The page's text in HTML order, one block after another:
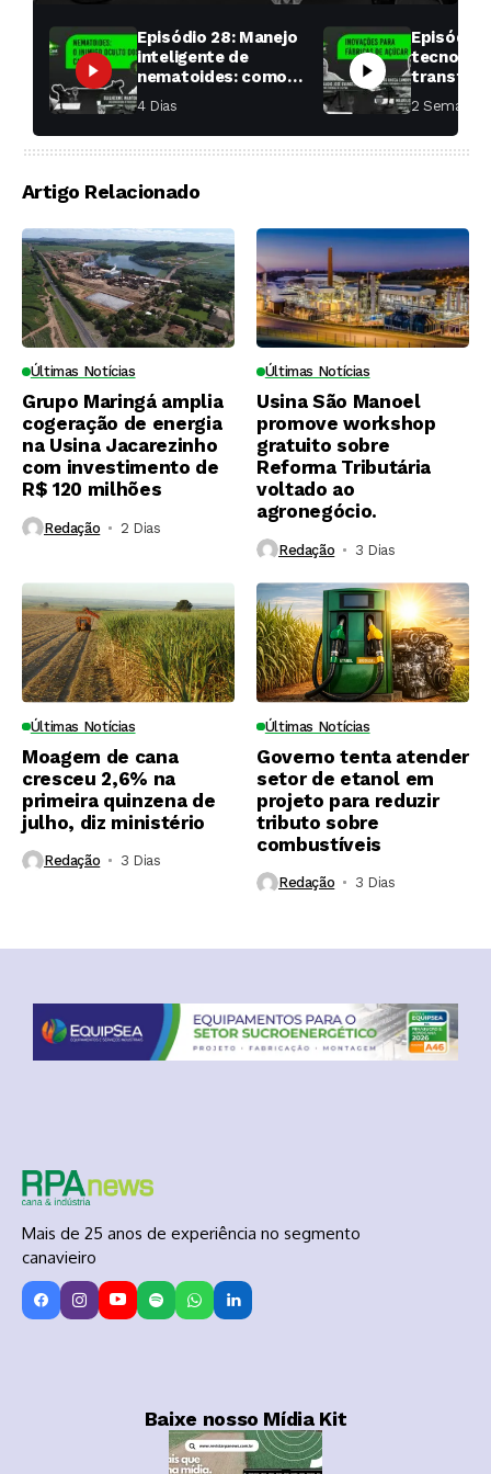
Episódio 28: Manejo
inteligente de
nematoides: como
aumentar a
produtividade das
soqueiras?
4 Dias ⁮
Episódio
fábricas
2 Semanas ⁮
Artigo Relacionado
Últimas Notícias
Grupo Maringá amplia
cogeração de energia
na Usina Jacarezinho
com investimento de
R$ 120 milhões
Redação 2 Dias ⁮
Últimas Notícias
Usina São Manoel
promove workshop
gratuito sobre
Reforma Tributária
voltado ao
agronegócio.
Redação 3 Dias ⁮
Últimas Notícias
Moagem de cana
cresceu 2,6% na
primeira quinzena de
julho, diz ministério
Redação 3 Dias ⁮
Últimas Notícias
Governo tenta atender
setor de etanol em
projeto para reduzir
tributo sobre
combustíveis
Redação 3 Dias ⁮
Mais de 25 anos de experiência no segmento
canavieiro
Baixe nosso Mídia Kit